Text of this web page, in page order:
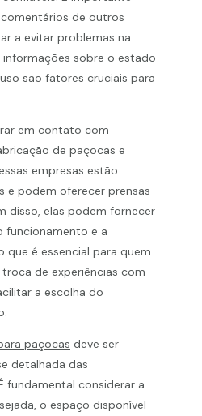
de outros
a evitar problemas na
sobre o estado
são fatores cruciais para
em contato com
de paçocas e
empresas estão
e podem oferecer prensas
disso, elas podem fornecer
funcionamento e a
que é essencial para quem
de experiências com
a escolha do
paçocas deve ser
detalhada das
fundamental considerar a
o espaço disponível